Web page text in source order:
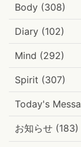
Body (308)
Diary (102)
Mind (292)
Spirit (307)
Today's
お知らせ (183)